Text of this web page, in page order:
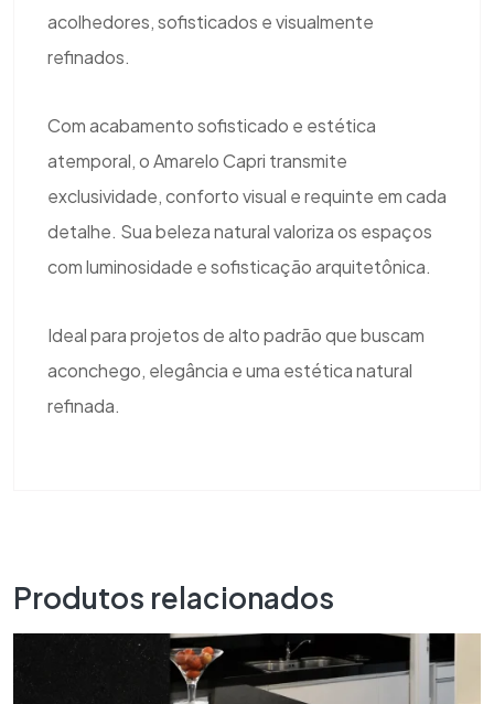
acolhedores, sofisticados e visualmente
refinados.
Com acabamento sofisticado e estética
atemporal, o Amarelo Capri transmite
exclusividade, conforto visual e requinte em cada
detalhe. Sua beleza natural valoriza os espaços
com luminosidade e sofisticação arquitetônica.
Ideal para projetos de alto padrão que buscam
aconchego, elegância e uma estética natural
refinada.
Produtos relacionados